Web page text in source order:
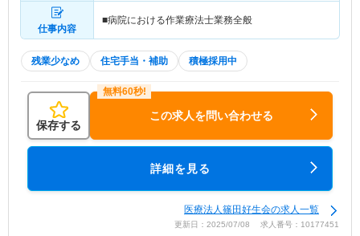
仕事内容
■病院における作業療法士業務全般
残業少なめ 住宅手当・補助 積極採用中
保存する
この求人を問い合わせる
詳細を見る
医療法人篠田好生会の求人一覧
更新日：2025/07/08 求人番号：10177451